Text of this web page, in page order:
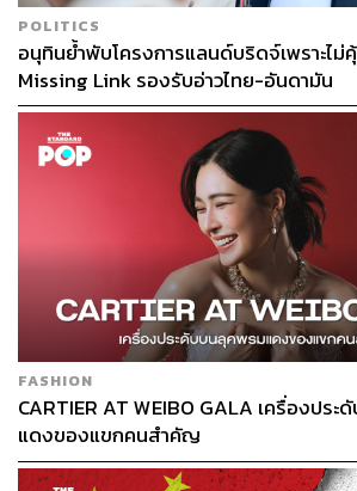
POLITICS
อนุทินย้ำพับโครงการแลนด์บริดจ์เพราะไ
Missing Link รองรับอ่าวไทย-อันดามัน
FASHION
CARTIER AT WEIBO GALA เครื่องปร
แดงของแขกคนสำคัญ